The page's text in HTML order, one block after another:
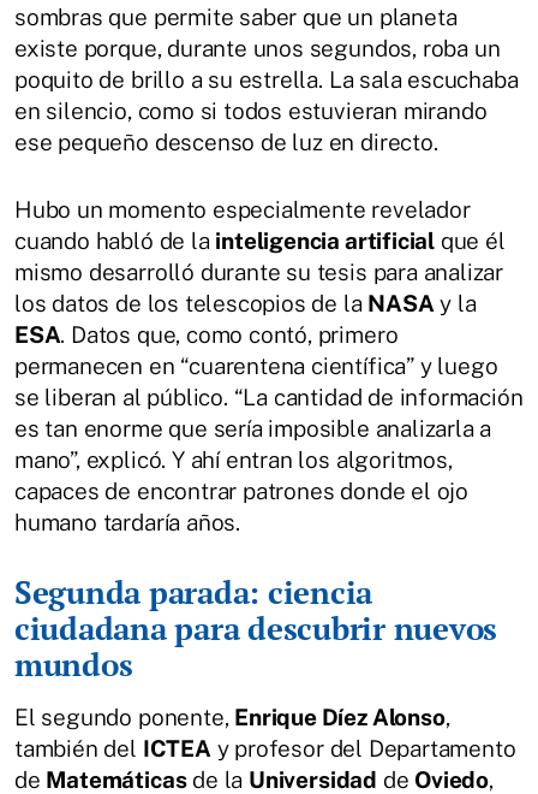
sombras que permite saber que un planeta
existe porque, durante unos segundos, roba un
poquito de brillo a su estrella. La sala escuchaba
en silencio, como si todos estuvieran mirando
ese pequeño descenso de luz en directo.
Hubo un momento especialmente revelador
cuando habló de la inteligencia artificial que él
mismo desarrolló durante su tesis para analizar
los datos de los telescopios de la NASA y la
ESA. Datos que, como contó, primero
permanecen en “cuarentena científica” y luego
se liberan al público. “La cantidad de información
es tan enorme que sería imposible analizarla a
mano”, explicó. Y ahí entran los algoritmos,
capaces de encontrar patrones donde el ojo
humano tardaría años.
Segunda parada: ciencia
ciudadana para descubrir nuevos
mundos
El segundo ponente, Enrique Díez Alonso,
también del ICTEA y profesor del Departamento
de Matemáticasde la Universidad de Oviedo,